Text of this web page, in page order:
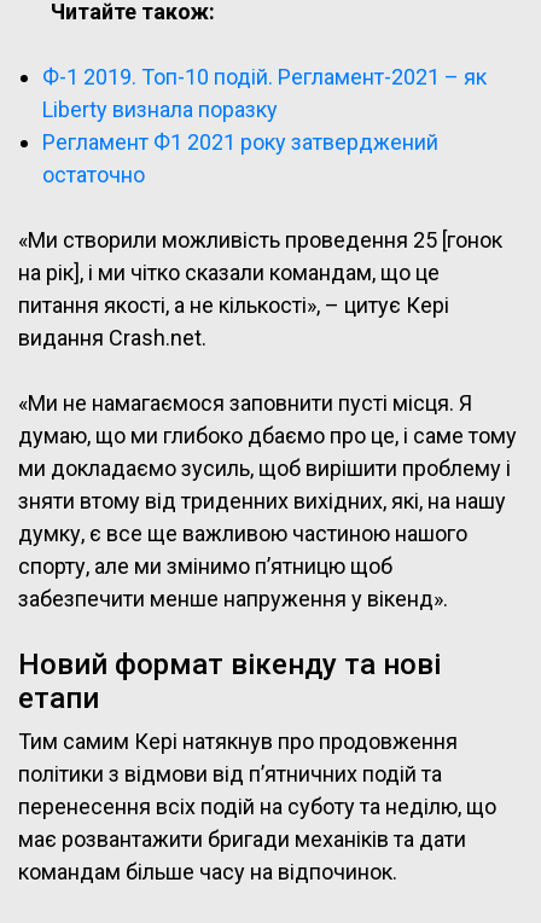
Читайте також:
Ф-1 2019. Топ-10 подій. Регламент-2021 – як
Liberty визнала поразку
Регламент Ф1 2021 року затверджений
остаточно
«Ми створили можливість проведення 25 [гонок
на рік], і ми чітко сказали командам, що це
питання якості, а не кількості», – цитує Кері
видання Crash.net.
«Ми не намагаємося заповнити пусті місця. Я
думаю, що ми глибоко дбаємо про це, і саме тому
ми докладаємо зусиль, щоб вирішити проблему і
зняти втому від триденних вихідних, які, на нашу
думку, є все ще важливою частиною нашого
спорту, але ми змінимо п’ятницю щоб
забезпечити менше напруження у вікенд».
Новий формат вікенду та нові
етапи
Тим самим Кері натякнув про продовження
політики з відмови від п’ятничних подій та
перенесення всіх подій на суботу та неділю, що
має розвантажити бригади механіків та дати
командам більше часу на відпочинок.